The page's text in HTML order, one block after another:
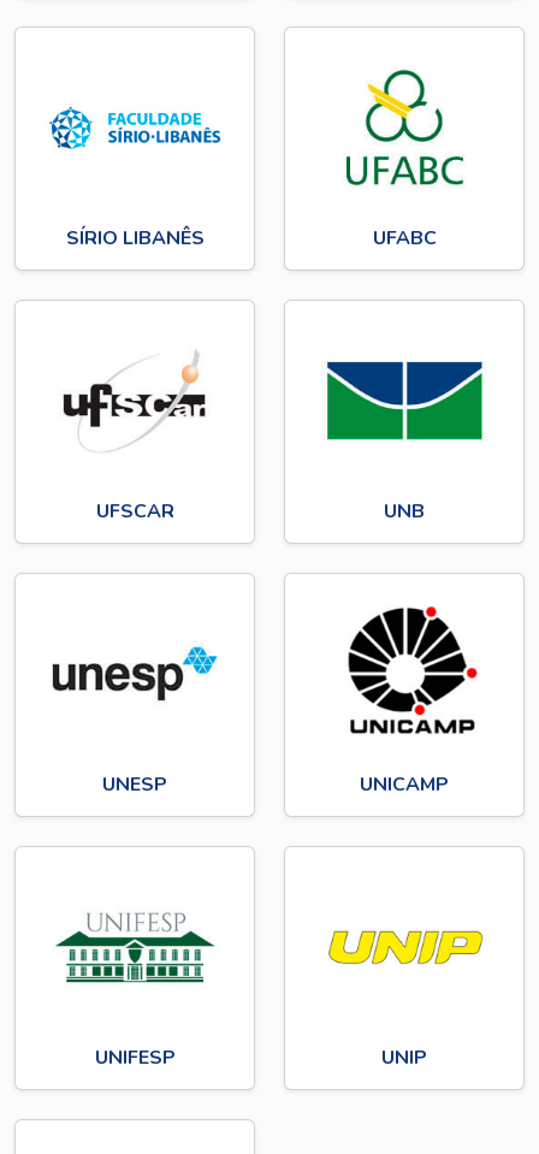
SÍRIO LIBANÊS UFABC
UFSCAR UNB
UNESP UNICAMP
UNIFESP UNIP